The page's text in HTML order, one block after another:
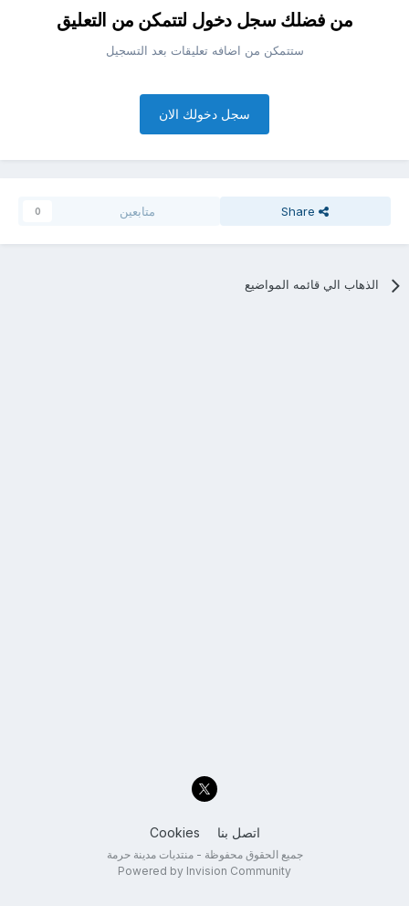
من فضلك سجل دخول لتتمكن من التعليق
ستتمكن من اضافه تعليقات بعد التسجيل
سجل دخولك الان
Share متابعين 0
الذهاب الي قائمه المواضيع
اتصل بنا Cookies
جميع الحقوق محفوظة - منتديات مدينة حرمة
Powered by Invision Community